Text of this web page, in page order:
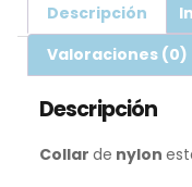
Descripción
Valoraciones (0)
Descripción
Collar de nylon